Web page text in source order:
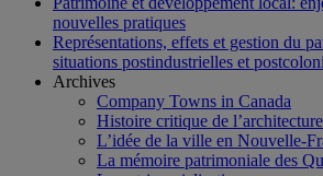
nouvelles pratiques
Représentations, effets et gestion du
situations postindustrielles et
Archives
Company Towns in Canada
Histoire critique de
L’idée de la ville en Nouvelle-
La mémoire patrimoniale des